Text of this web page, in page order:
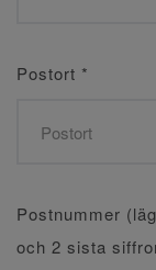
Postort *
Postnummer
och 2 sista